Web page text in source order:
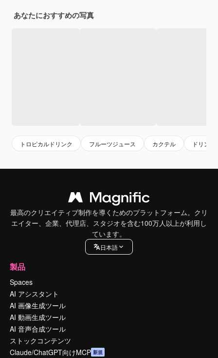
あなたにおすすめの写真
トロピカルドリンク フルーツジュース カクテル ドリンク
最高のクリエイティブ制作を導くためのプラットフォーム。クリ
エイター、企業、代理店、スタジオを含む100万人以上が利用し
ています。
日本語
製品
Spaces
AI アシスタント
AI 画像生成ツール
AI 動画生成ツール
AI 音声合成ツール
ストックコンテンツ
Claude/ChatGPT向けMCP 新規